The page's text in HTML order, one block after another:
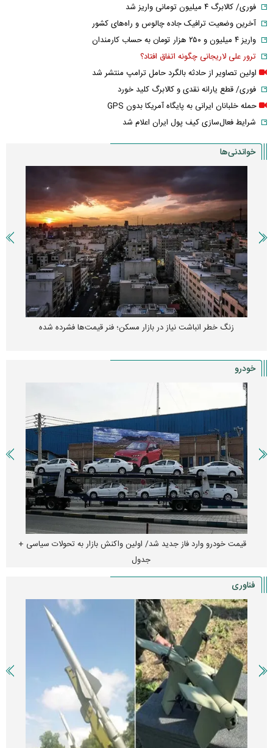
فوری/ کالابرگ ۴ میلیون تومانی واریز شد
آخرین وضعیت ترافیک جاده چالوس و راه‌های کشور
واریز ۴ میلیون و ۲۵۰ هزار تومان به حساب کارمندان
ترور علی لاریجانی چگونه اتفاق افتاد؟
اولین تصاویر از حادثه بالگرد حامل ترامپ منتشر شد
فوری/ قطع یارانه نقدی و کالابرگ کلید خورد
حمله خلبانان ایرانی به پایگاه آمریکا بدون GPS
شرایط فعال‌سازی کیف پول ایران اعلام شد
خواندنی‌ها
کارنامه مردود محسن پاک‌ نژاد؛ از افت شدید درآمد ارزی تا بازی با عزل و
خودرو
هجوم خودروسازان چینی به اروپا؛ آیا کارخانه‌های بحران‌زده نجات پیدا
می‌کنند؟
فناوری